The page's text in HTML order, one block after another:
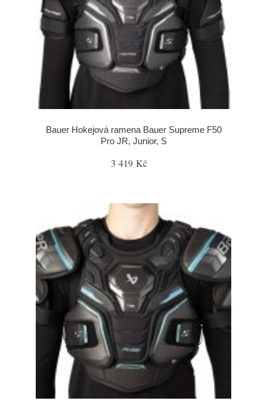
Bauer Hokejová ramena Bauer Supreme F50
Pro JR, Junior, S
3 419 Kč